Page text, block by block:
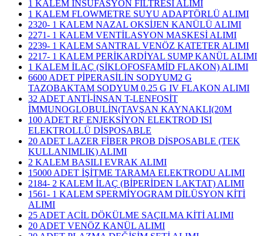
1 KALEM İNSÜFASYON FİLTRESİ ALIMI
1 KALEM FLOWMETRE SUYU ADAPTÖRLÜ ALIMI
2320- 1 KALEM NAZAL OKSİJEN KANÜLÜ ALIMI
2271- 1 KALEM VENTİLASYON MASKESİ ALIMI
2239- 1 KALEM SANTRAL VENÖZ KATETER ALIMI
2217- 1 KALEM PERİKARDİYAL SUMP KANÜL ALIMI
1 KALEM İLAÇ (SİKLOFOSFAMİD FLAKON) ALIMI
6600 ADET PİPERASİLİN SODYUM2 G
TAZOBAKTAM SODYUM 0.25 G IV FLAKON ALIMI
32 ADET ANTİ-İNSAN T-LENFOSİT
İMMUNOGLOBULİN(TAVŞAN KAYNAKLI(20M
100 ADET RF ENJEKSİYON ELEKTROD ISI
ELEKTROLLÜ DİSPOSABLE
20 ADET LAZER FİBER PROB DİSPOSABLE (TEK
KULLANIMLIK) ALIMI
2 KALEM BASILI EVRAK ALIMI
15000 ADET İŞİTME TARAMA ELEKTRODU ALIMI
2184- 2 KALEM İLAÇ (BİPERİDEN LAKTAT) ALIMI
1561- 1 KALEM SPERMİYOGRAM DİLÜSYON KİTİ
ALIMI
25 ADET ACİL DÖKÜLME SAÇILMA KİTİ ALIMI
20 ADET VENÖZ KANÜL ALIMI